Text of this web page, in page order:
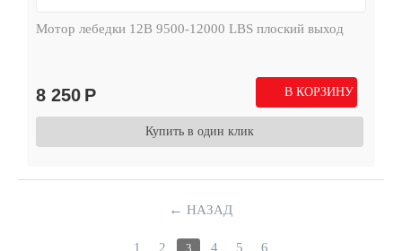
Мотор лебедки 12В 9500-12000 LBS плоский выход
8 250 Р В КОРЗИНУ
Купить в один клик
← НАЗАД
1 2 3 4 5 6